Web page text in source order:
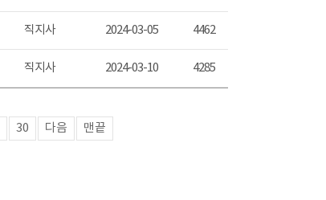
직지사 2024-03-05 4462
직지사 2024-03-10 4285
30 다음 맨끝